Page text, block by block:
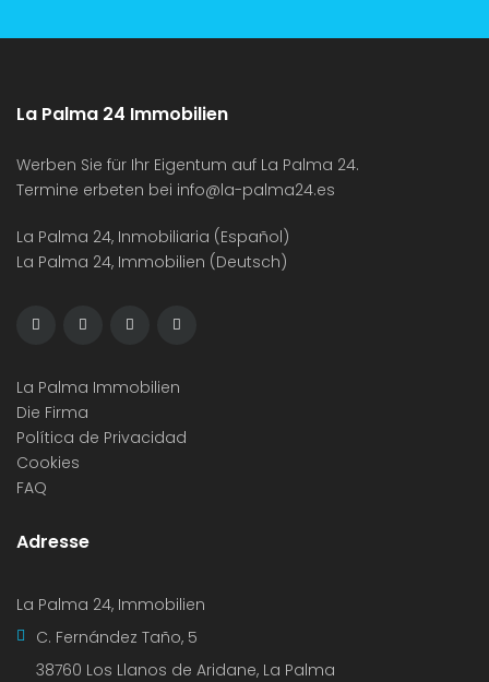
La Palma 24 Immobilien
Werben Sie für Ihr Eigentum auf La Palma 24.
Termine erbeten bei info@la-palma24.es
La Palma 24, Inmobiliaria (Español)
La Palma 24, Immobilien (Deutsch)
La Palma Immobilien
Die Firma
Política de Privacidad
Cookies
FAQ
Adresse
La Palma 24, Immobilien
C. Fernández Taño, 5
38760 Los Llanos de Aridane, La Palma